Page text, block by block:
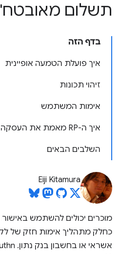
תשלום מאובטח'
בדף הזה
איך פועלת הטמעה אופיינית
זיהוי תכונות
אימות המשתמש
איך ה-RP מאמת את העסקה
השלבים הבאים
Eiji Kitamura